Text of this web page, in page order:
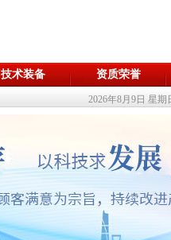
技术装备 资质荣誉
2026年8月9日 星期